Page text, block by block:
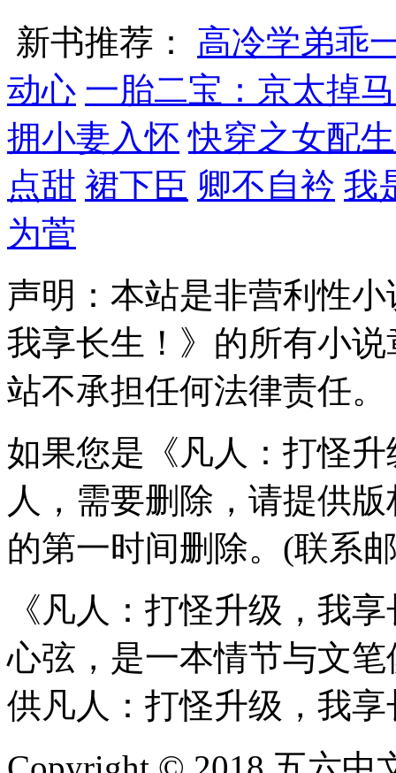
新书推荐： 高冷学弟乖
动心 一胎二宝：京太掉
拥小妻入怀 快穿之女配
点甜 裙下臣 卿不自衿 我
为菅
声明：本站是非营利性
我享长生！》的所有小
站不承担任何法律责任。
如果您是《凡人：打怪
人，需要删除，请提供
的第一时间删除。(联系
《凡人：打怪升级，我
心弦，是一本情节与文
供凡人：打怪升级，我